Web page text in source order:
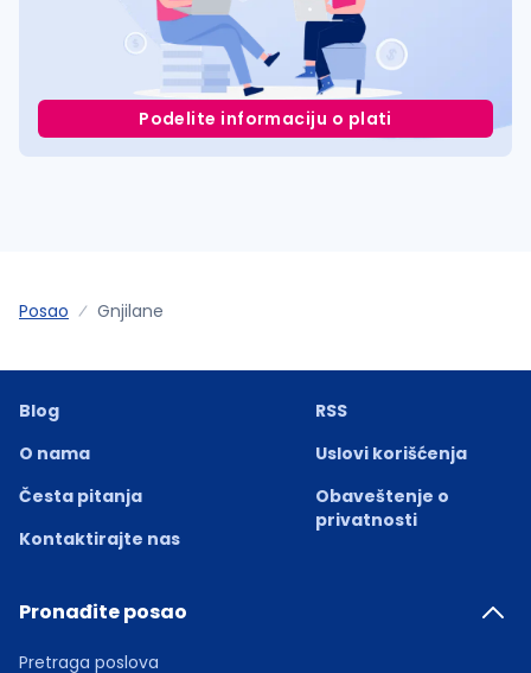
Podelite informaciju o plati
Posao Gnjilane
Blog
O nama
Česta pitanja
Kontaktirajte nas
RSS
Uslovi korišćenja
Obaveštenje o
privatnosti
Pronađite posao
Pretraga poslova